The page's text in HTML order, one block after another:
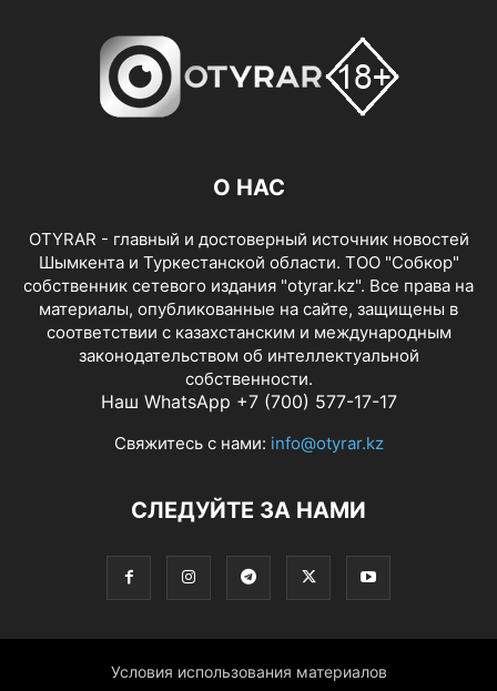
О НАС
OTYRAR - главный и достоверный источник новостей
Шымкента и Туркестанской области. ТОО "Собкор"
собственник сетевого издания "otyrar.kz". Все права на
материалы, опубликованные на сайте, защищены в
соответствии с казахстанским и международным
законодательством об интеллектуальной
собственности.
Наш WhatsApp +7 (700) 577-17-17
Свяжитесь с нами: info@otyrar.kz
СЛЕДУЙТЕ ЗА НАМИ
Условия использования материалов